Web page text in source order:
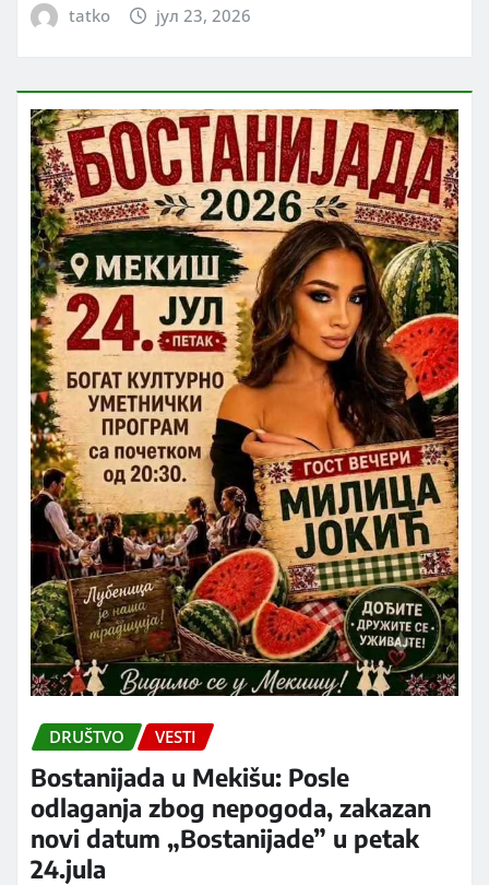
tatko јул 23, 2026
DRUŠTVO VESTI
Bostanijada u Mekišu: Posle
odlaganja zbog nepogoda, zakazan
novi datum „Bostanijade” u petak
24.jula